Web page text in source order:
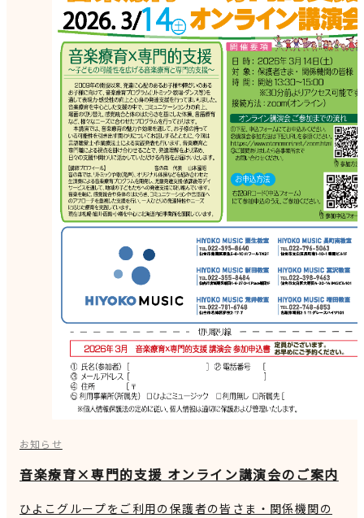
お知らせ
音楽療育×専門的支援 オンライン講演会のご案内
ひよこグループをご利用の保護者の皆さま・関係機関の